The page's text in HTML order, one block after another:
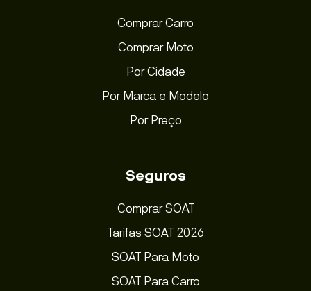
Comprar Carro
Comprar Moto
Por Cidade
Por Marca e Modelo
Por Preço
Seguros
Comprar SOAT
Tarifas SOAT 2026
SOAT Para Moto
SOAT Para Carro